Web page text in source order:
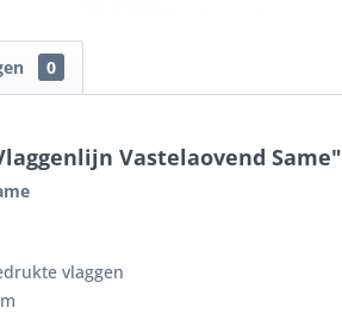
0
Vastelaovend Same"
vlaggen